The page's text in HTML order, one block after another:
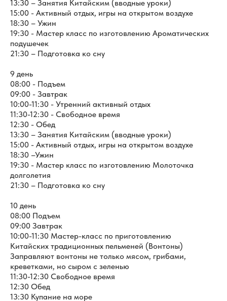
13:30 – Занятия Китайским (вводные уроки)
15:00 - Активный отдых, игры на открытом воздухе
18:30 – Ужин
19:30 - Мастер класс по изготовлению Ароматических
подушечек
21:30 – Подготовка ко сну
9 день
08:00 - Подъем
09:00 - Завтрак
10:00-11:30 - Утренний активный отдых
11:30-12:30 - Свободное время
12:30 - Обед
13:30 – Занятия Китайским (вводные уроки)
15:00 - Активный отдых, игры на открытом воздухе
18:30 –Ужин
19:30 - Мастер класс по изготовлению Молоточка
долголетия
21:30 – Подготовка ко сну
10 день
08:00 Подъем
09:00 Завтрак
10:00-11:30 Мастер-класс по приготовлению
Китайских традиционных пельменей (Вонтоны)
Заправляют вонтоны не только мясом, грибами,
креветками, но сыром с зеленью
11:30-12:30 Свободное время
12:30 Обед
13:30 Купание на море